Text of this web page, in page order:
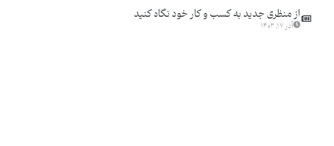
از منظری جدید به کسب و کار خود نگاه کنید
آذر ۱۷, ۱۴۰۳